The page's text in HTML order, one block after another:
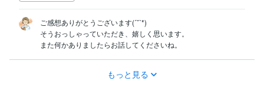
ご感想ありがとうございます(ˊ˘ˋ*)
そうおっしゃっていただき、嬉しく思います。
また何かありましたらお話してくださいね。
もっと見る